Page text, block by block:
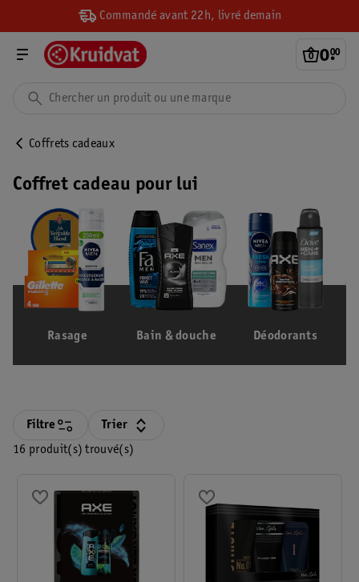
Commandé avant 22h, livré demain
0.
00
Coffrets cadeaux
Coffret cadeau pour lui
Rasage Bain & douche Déodorants
16 produit(s) trouvé(s)
Filtre Trier